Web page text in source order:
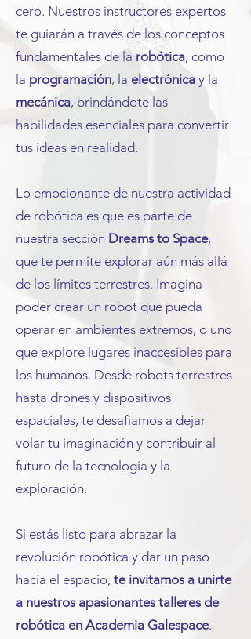
cero. Nuestros instructores expertos
te guiarán a través de los conceptos
fundamentales de la robótica, como
la programación, la electrónica y la
mecánica, brindándote las
habilidades esenciales para convertir
tus ideas en realidad.
Lo emocionante de nuestra actividad
de robótica es que es parte de
nuestra sección Dreams to Space,
que te permite explorar aún más allá
de los límites terrestres. Imagina
poder crear un robot que pueda
operar en ambientes extremos, o uno
que explore lugares inaccesibles para
los humanos. Desde robots terrestres
hasta drones y dispositivos
espaciales, te desafiamos a dejar
volar tu imaginación y contribuir al
futuro de la tecnología y la
exploración.
Si estás listo para abrazar la
revolución robótica y dar un paso
hacia el espacio, te invitamos a unirte
a nuestros apasionantes talleres de
robótica en Academia Galespace.